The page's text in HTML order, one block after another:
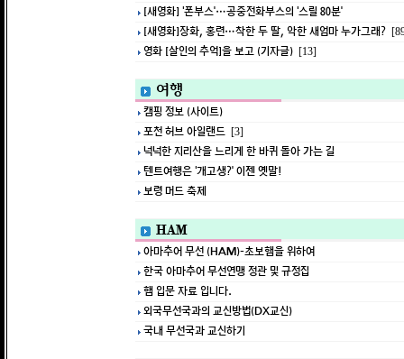
[새영화] ‘폰부스’…공중전화부스의 ‘스릴 80분’
[새영화]장화, 홍련…착한 두 딸, 악한 새엄마 누가그래?
영화 [살인의 추억]을 보고 (기자글) [13]
여행
캠핑 정보 (사이트)
포천 허브 아일랜드 [3]
넉넉한 지리산을 느리게 한 바퀴 돌아 가는 길
텐트여행은 ‘개고생?’ 이젠 옛말!
보령 머드 축제
HAM
아마추어 무선 (HAM)-초보햄을 위하여
한국 아마추어 무선연맹 정관 및 규정집
햄 입문 자료 입니다.
외국무선국과의 교신방법(DX교신)
국내 무선국과 교신하기